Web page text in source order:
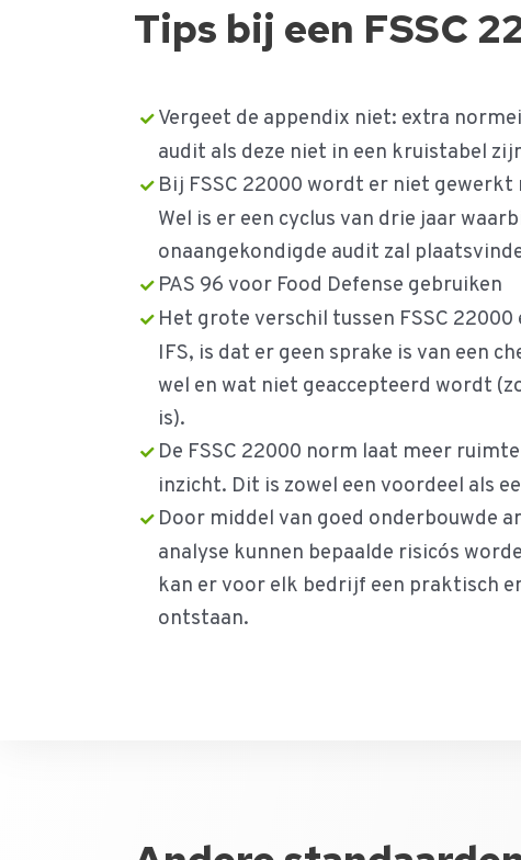
Tips bij een FSSC
Vergeet de appendix niet: extra
audit als deze niet in een kruistabel
Bij FSSC 22000 wordt er niet
Wel is er een cyclus van drie jaar
onaangekondigde audit zal
PAS 96 voor Food Defense gebruiken
Het grote verschil tussen FSSC
IFS, is dat er geen sprake is van een
wel en wat niet geaccepteerd wordt
is).
De FSSC 22000 norm laat meer
inzicht. Dit is zowel een voordeel als
Door middel van goed onderbouwde
analyse kunnen bepaalde risico´s
kan er voor elk bedrijf een praktisch
ontstaan.